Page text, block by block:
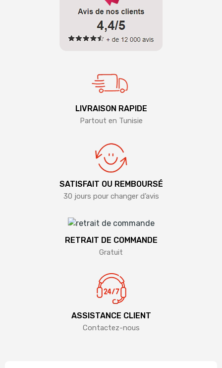
LIVRAISON RAPIDE
Partout en Tunisie
SATISFAIT OU REMBOURSÉ
30 jours pour changer d’avis
RETRAIT DE COMMANDE
Gratuit
ASSISTANCE CLIENT
Contactez-nous